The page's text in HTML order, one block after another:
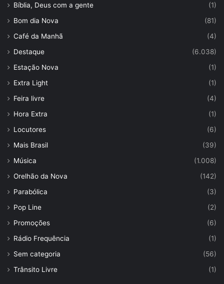
Bíblia, Deus com a gente
(1)
Bom dia Nova
(81)
Café da Manhã
(4)
Destaque
(6.038)
Estação Nova
(1)
Extra Light
(1)
Feira livre
(4)
Hora Extra
(1)
Locutores
(6)
Mais Brasil
(39)
Música
(1.008)
Orelhão da Nova
(142)
Parabólica
(3)
Pop Line
(2)
Promoções
(6)
Rádio Frequência
(1)
Sem categoria
(56)
Trânsito Livre
(1)